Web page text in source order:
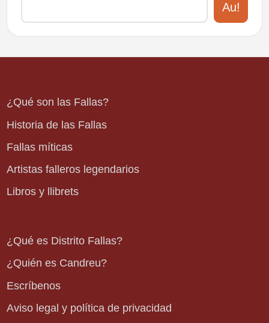
Au!
¿Qué son las Fallas?
Historia de las Fallas
Fallas míticas
Artistas falleros legendarios
Libros y llibrets
¿Qué es Distrito Fallas?
¿Quién es Candreu?
Escríbenos
Aviso legal y política de privacidad